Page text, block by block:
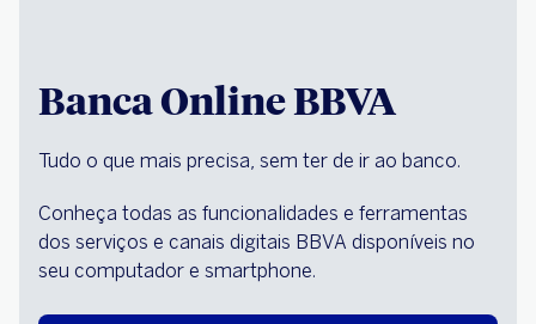
Banca Online BBVA
Tudo o que mais precisa, sem ter de ir ao banco.
Conheça todas as funcionalidades e ferramentas
dos serviços e canais digitais BBVA disponíveis no
seu computador e smartphone.